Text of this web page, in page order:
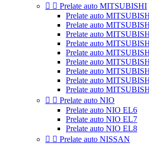
  Prelate auto MITSUBISHI
Prelate auto
Prelate auto
Prelate auto
Prelate auto
Prelate auto
Prelate auto
Prelate auto
Prelate auto
Prelate auto
  Prelate auto NIO
Prelate auto NIO EL6
Prelate auto NIO EL7
Prelate auto NIO EL8
  Prelate auto NISSAN